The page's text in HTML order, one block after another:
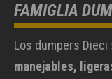
FAMIGLIA
Los dumpers Dieci
manejables,